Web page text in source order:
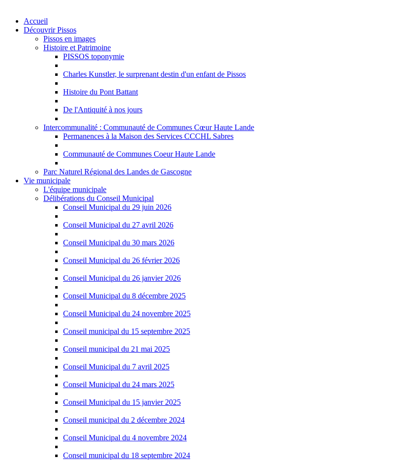
Accueil
Découvrir Pissos
Pissos en images
Histoire et Patrimoine
PISSOS toponymie
Charles Kunstler, le surprenant destin d'un enfant de Pissos
Histoire du Pont Battant
De l'Antiquité à nos jours
Intercommunalité : Communauté de Communes Cœur Haute Lande
Permanences à la Maison des Services CCCHL Sabres
Communauté de Communes Coeur Haute Lande
Parc Naturel Régional des Landes de Gascogne
Vie municipale
L'équipe municipale
Délibérations du Conseil Municipal
Conseil Municipal du 29 juin 2026
Conseil Municipal du 27 avril 2026
Conseil Municipal du 30 mars 2026
Conseil Municipal du 26 février 2026
Conseil Municipal du 26 janvier 2026
Conseil Municipal du 8 décembre 2025
Conseil Municipal du 24 novembre 2025
Conseil municipal du 15 septembre 2025
Conseil municipal du 21 mai 2025
Conseil Municipal du 7 avril 2025
Conseil Municipal du 24 mars 2025
Conseil Municipal du 15 janvier 2025
Conseil municipal du 2 décembre 2024
Conseil Municipal du 4 novembre 2024
Conseil municipal du 18 septembre 2024